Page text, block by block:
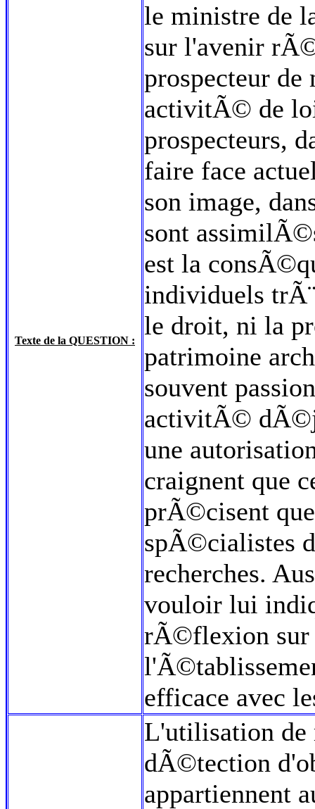
Texte de la QUESTION :
le ministre de
sur l'avenir
prospecteur
activitÃ© de
prospecteurs,
faire face
son image,
sont
est la
individuels
le droit, ni la
patrimoine
souvent
activitÃ©
une
craignent que
prÃ©cisent
spÃ©cialistes
recherches.
vouloir lui
rÃ©flexion sur
efficace avec
L'utilisation
dÃ©tection
appartiennent